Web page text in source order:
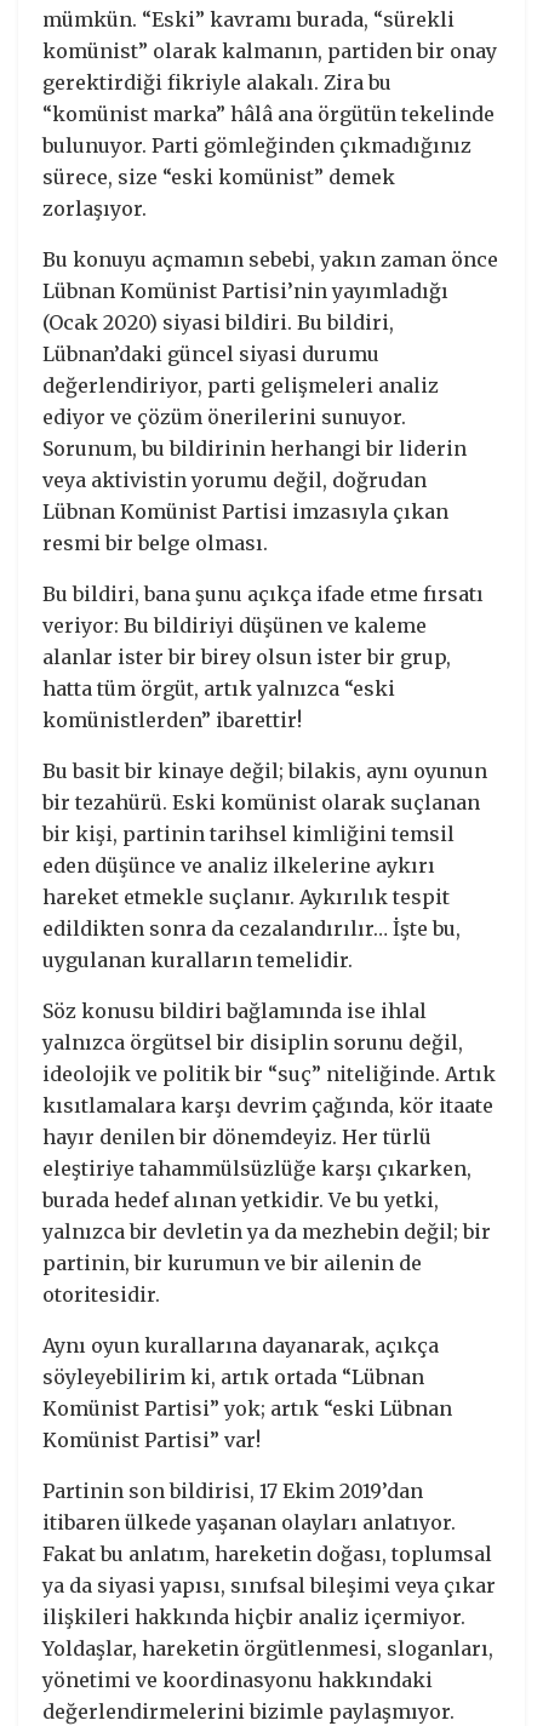
mümkün. “Eski” kavramı burada, “sürekli
komünist” olarak kalmanın, partiden bir onay
gerektirdiği fikriyle alakalı. Zira bu
“komünist marka” hâlâ ana örgütün tekelinde
bulunuyor. Parti gömleğinden çıkmadığınız
sürece, size “eski komünist” demek
zorlaşıyor.
Bu konuyu açmamın sebebi, yakın zaman önce
Lübnan Komünist Partisi’nin yayımladığı
(Ocak 2020) siyasi bildiri. Bu bildiri,
Lübnan’daki güncel siyasi durumu
değerlendiriyor, parti gelişmeleri analiz
ediyor ve çözüm önerilerini sunuyor.
Sorunum, bu bildirinin herhangi bir liderin
veya aktivistin yorumu değil, doğrudan
Lübnan Komünist Partisi imzasıyla çıkan
resmi bir belge olması.
Bu bildiri, bana şunu açıkça ifade etme fırsatı
veriyor: Bu bildiriyi düşünen ve kaleme
alanlar ister bir birey olsun ister bir grup,
hatta tüm örgüt, artık yalnızca “eski
komünistlerden” ibarettir!
Bu basit bir kinaye değil; bilakis, aynı oyunun
bir tezahürü. Eski komünist olarak suçlanan
bir kişi, partinin tarihsel kimliğini temsil
eden düşünce ve analiz ilkelerine aykırı
hareket etmekle suçlanır. Aykırılık tespit
edildikten sonra da cezalandırılır… İşte bu,
uygulanan kuralların temelidir.
Söz konusu bildiri bağlamında ise ihlal
yalnızca örgütsel bir disiplin sorunu değil,
ideolojik ve politik bir “suç” niteliğinde. Artık
kısıtlamalara karşı devrim çağında, kör itaate
hayır denilen bir dönemdeyiz. Her türlü
eleştiriye tahammülsüzlüğe karşı çıkarken,
burada hedef alınan yetkidir. Ve bu yetki,
yalnızca bir devletin ya da mezhebin değil; bir
partinin, bir kurumun ve bir ailenin de
otoritesidir.
Aynı oyun kurallarına dayanarak, açıkça
söyleyebilirim ki, artık ortada “Lübnan
Komünist Partisi” yok; artık “eski Lübnan
Komünist Partisi” var!
Partinin son bildirisi, 17 Ekim 2019’dan
itibaren ülkede yaşanan olayları anlatıyor.
Fakat bu anlatım, hareketin doğası, toplumsal
ya da siyasi yapısı, sınıfsal bileşimi veya çıkar
ilişkileri hakkında hiçbir analiz içermiyor.
Yoldaşlar, hareketin örgütlenmesi, sloganları,
yönetimi ve koordinasyonu hakkındaki
değerlendirmelerini bizimle paylaşmıyor.